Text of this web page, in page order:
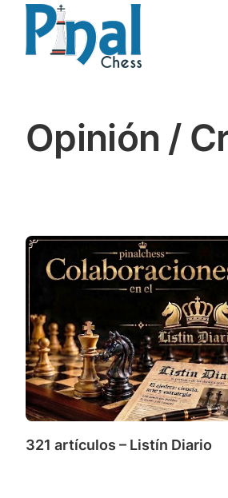
Saltar
contenido
Opinión /
321 artículos – Listín Diario